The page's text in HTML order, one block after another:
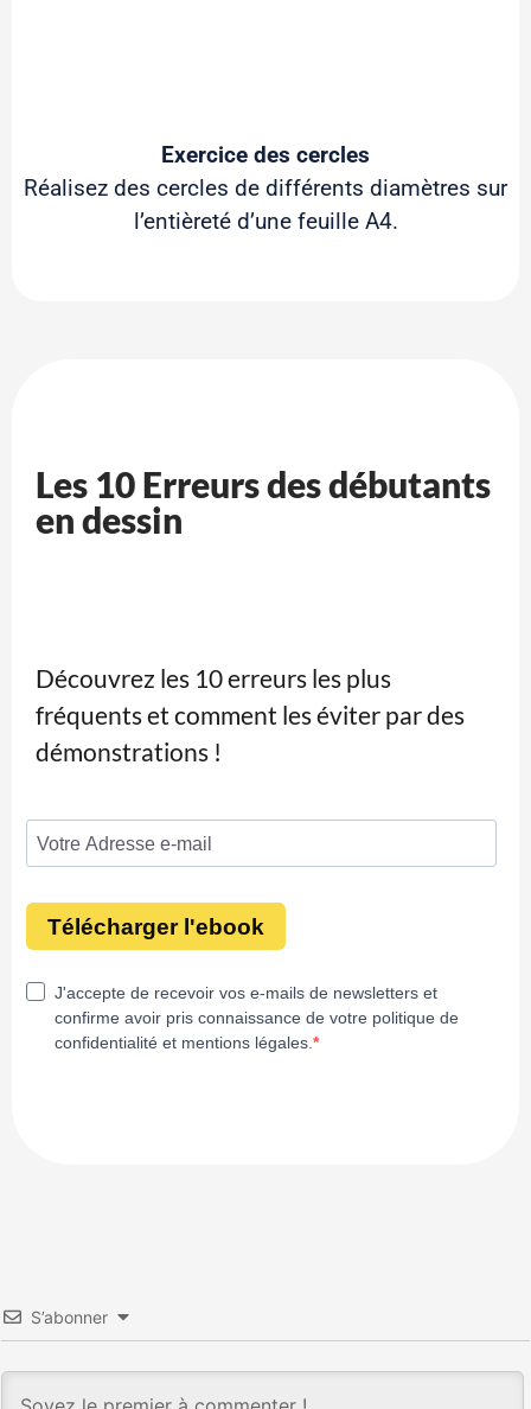
Exercice des cercles
Réalisez des cercles de différents diamètres sur
l’entièreté d’une feuille A4.
Les 10 Erreurs des débutants
en dessin​
Découvrez les 10 erreurs les plus
fréquents et comment les éviter par des
démonstrations !
S’abonner